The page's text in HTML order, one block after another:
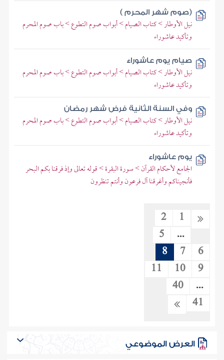
(صوم شهر المحرم )
نيل الأوطار > كتاب الصيام > أبواب صوم التطوع > باب صوم المحرم
وتأكيد عاشوراء
صيام يوم عاشوراء
نيل الأوطار > كتاب الصيام > أبواب صوم التطوع > باب صوم المحرم
وتأكيد عاشوراء
وفي السنة الثانية فرض شهر رمضان
نيل الأوطار > كتاب الصيام > أبواب صوم التطوع > باب صوم المحرم
وتأكيد عاشوراء
يوم عاشوراء
الجامع لأحكام القرآن > سورة البقرة > قوله تعالى وإذ فرقنا بكم البحر
فأنجيناكم وأغرقنا آل فرعون وأنتم تنظرون
1
2
...
5
6
7
8
9
10
11
...
40
41
العرض الموضوعي